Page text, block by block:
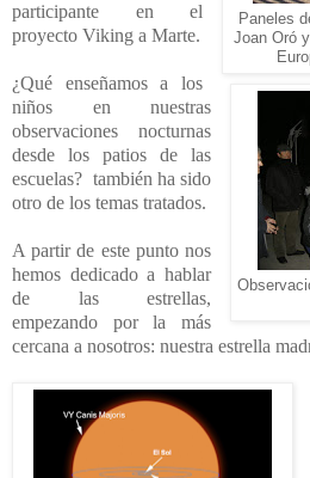
Paneles
Joan Oró
participante en el
proyecto Viking a Marte.
¿Qué enseñamos a los
niños en nuestras
observaciones nocturnas
desde los patios de las
escuelas? también ha sido
otro de los temas tratados.
A partir de este punto nos
hemos dedicado a hablar
de las estrellas,
empezando por la más
cercana a nosotros: nuestra estrella